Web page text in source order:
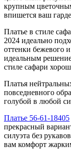
крупным
впишется ваш
Платье в стиле
2024 идеально
оттенки бежевого
идеальным
стиле сафари
Платья
повседневного
голубой в любой
Платье 56-61-18405
прекрасный
силуэта без
вам комфорт